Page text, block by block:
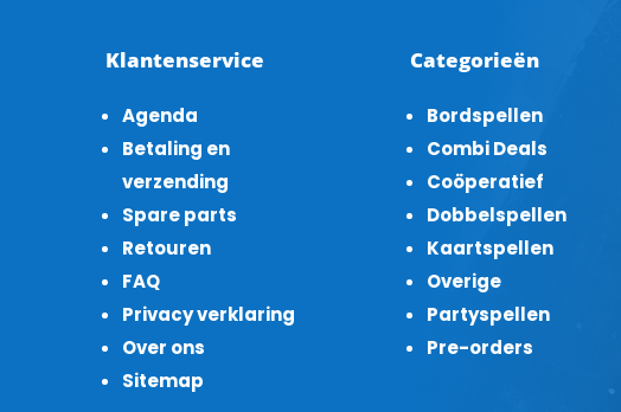
Klantenservice
Agenda
Betaling en
verzending
Spare parts
Retouren
FAQ
Privacy verklaring
Over ons
Sitemap
Categorieën
Bordspellen
Combi Deals
Coöperatief
Dobbelspellen
Kaartspellen
Overige
Partyspellen
Pre-orders